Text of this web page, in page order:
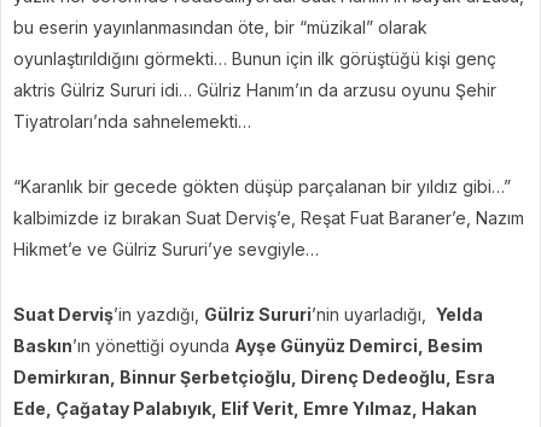
bu eserin yayınlanmasından öte, bir “müzikal” olarak
oyunlaştırıldığını görmekti… Bunun için ilk görüştüğü kişi genç
aktris Gülriz Sururi idi… Gülriz Hanım’ın da arzusu oyunu Şehir
Tiyatroları’nda sahnelemekti…
“Karanlık bir gecede gökten düşüp parçalanan bir yıldız gibi…”
kalbimizde iz bırakan Suat Derviş’e, Reşat Fuat Baraner’e, Nazım
Hikmet’e ve Gülriz Sururi’ye sevgiyle…
Suat Derviş’in yazdığı, Gülriz Sururi’nin uyarladığı, Yelda
Baskın’ın yönettiği oyunda Ayşe Günyüz Demirci, Besim
Demirkıran, Binnur Şerbetçioğlu, Direnç Dedeoğlu, Esra
Ede, Çağatay Palabıyık, Elif Verit, Emre Yılmaz, Hakan